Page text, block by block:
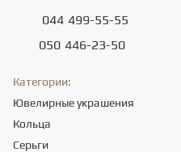
044 499-55-55
050 446-23-50
Категории:
Ювелирные украшения
Кольца
Серьги